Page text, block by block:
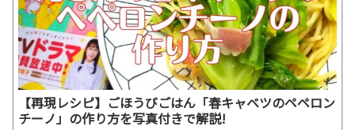
【再現レシピ】ごほうびごはん「春キャベツのペペロン
チーノ」の作り方を写真付きで解説!